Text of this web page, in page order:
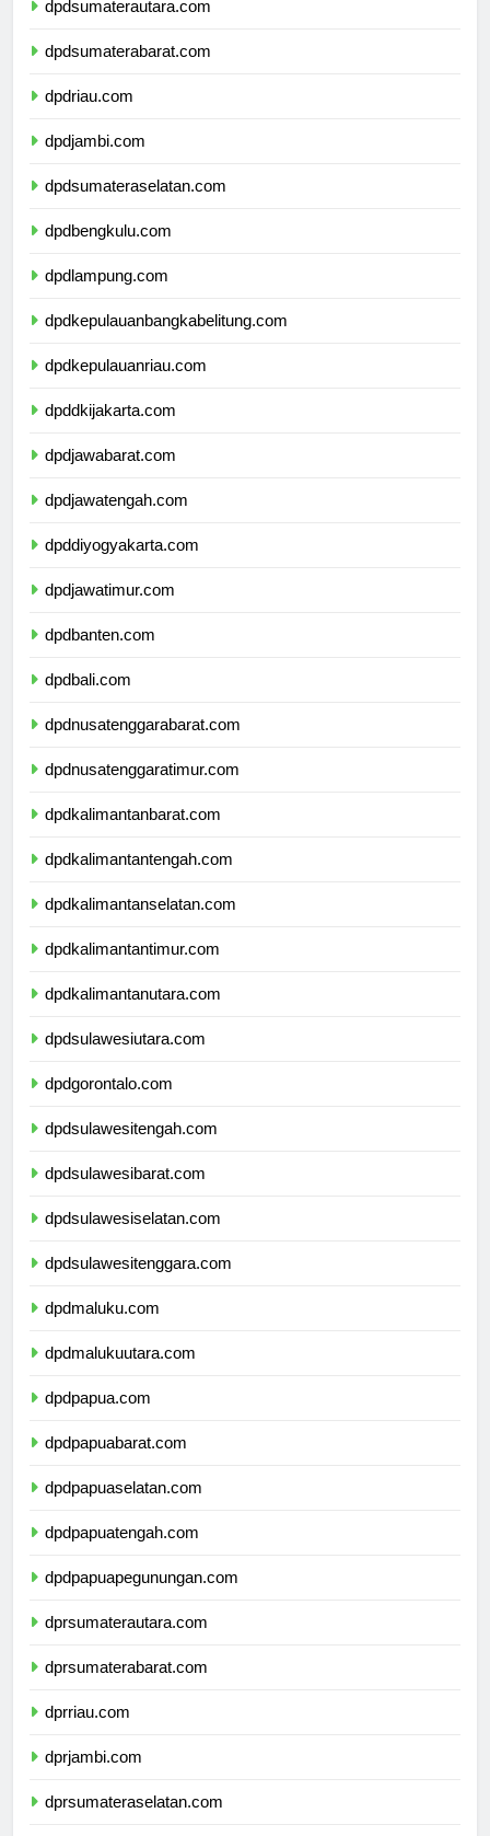
dpdsumaterautara.com
dpdsumaterabarat.com
dpdriau.com
dpdjambi.com
dpdsumateraselatan.com
dpdbengkulu.com
dpdlampung.com
dpdkepulauanbangkabelitung.com
dpdkepulauanriau.com
dpddkijakarta.com
dpdjawabarat.com
dpdjawatengah.com
dpddiyogyakarta.com
dpdjawatimur.com
dpdbanten.com
dpdbali.com
dpdnusatenggarabarat.com
dpdnusatenggaratimur.com
dpdkalimantanbarat.com
dpdkalimantantengah.com
dpdkalimantanselatan.com
dpdkalimantantimur.com
dpdkalimantanutara.com
dpdsulawesiutara.com
dpdgorontalo.com
dpdsulawesitengah.com
dpdsulawesibarat.com
dpdsulawesiselatan.com
dpdsulawesitenggara.com
dpdmaluku.com
dpdmalukuutara.com
dpdpapua.com
dpdpapuabarat.com
dpdpapuaselatan.com
dpdpapuatengah.com
dpdpapuapegunungan.com
dprsumaterautara.com
dprsumaterabarat.com
dprriau.com
dprjambi.com
dprsumateraselatan.com